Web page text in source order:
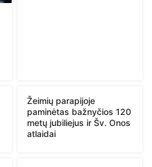
Žeimių parapijoje
paminėtas bažnyčios 120
metų jubiliejus ir Šv. Onos
atlaidai